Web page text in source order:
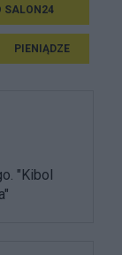
SALON24
PIENIĄDZE
"Kibol